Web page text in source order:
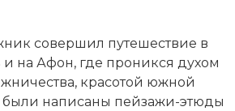
совершил путешествие в
и на Афон, где проникся духом
красотой южной
написаны пейзажи-этюды